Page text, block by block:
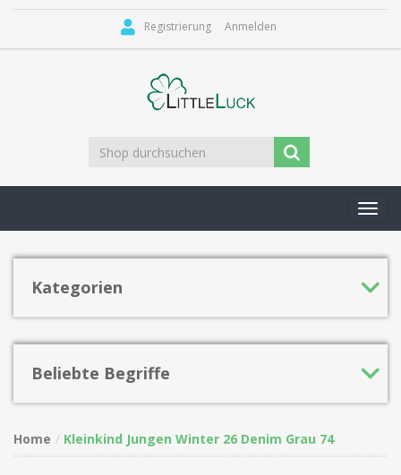
Registrierung Anmelden
Kategorien
Beliebte Begriffe
Home Kleinkind Jungen Winter 26 Denim Grau 74